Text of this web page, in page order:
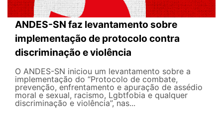
ANDES-SN faz levantamento sobre
implementação de protocolo contra
discriminação e violência
O ANDES-SN iniciou um levantamento sobre a
implementação do “Protocolo de combate,
prevenção, enfrentamento e apuração de assédio
moral e sexual, racismo, Lgbtfobia e qualquer
discriminação e violência”, nas...